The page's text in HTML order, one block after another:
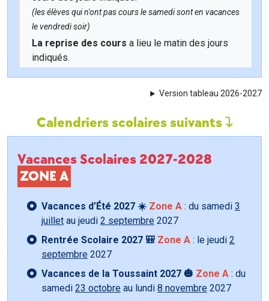
(les élèves qui n'ont pas cours le samedi sont en vacances
le vendredi soir)
La reprise des cours a lieu le matin des jours
indiqués.
Version tableau 2026-2027
Calendriers scolaires suivants
Vacances Scolaires 2027-2028
ZONE A
Vacances d’Été 2027 ☀️ Zone A : du samedi 3
juillet au jeudi 2 septembre 2027
Rentrée Scolaire 2027 🎒 Zone A : le jeudi 2
septembre 2027
Vacances de la Toussaint 2027 🎃 Zone A : du
samedi 23 octobre au lundi 8 novembre 2027